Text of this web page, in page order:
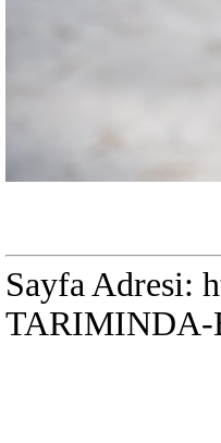
Sayfa Adresi:
TARIMINDA-